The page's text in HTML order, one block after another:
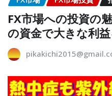
FX市場への投資の
の資金で大きな利